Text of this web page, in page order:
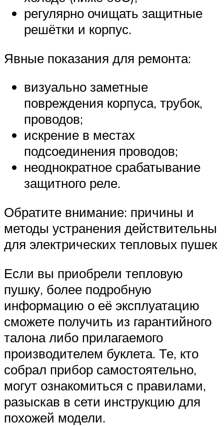
регулярно очищать защитные
решётки и корпус.
Явные показания для ремонта:
визуально заметные
повреждения корпуса, трубок,
проводов;
искрение в местах
подсоединения проводов;
неоднократное срабатывание
защитного реле.
Обратите внимание: причины и
методы устранения действительны
для электрических тепловых пушек
Если вы приобрели тепловую
пушку, более подробную
информацию о её эксплуатацию
сможете получить из гарантийного
талона либо прилагаемого
производителем буклета. Те, кто
собрал прибор самостоятельно,
могут ознакомиться с правилами,
разыскав в сети инструкцию для
похожей модели.